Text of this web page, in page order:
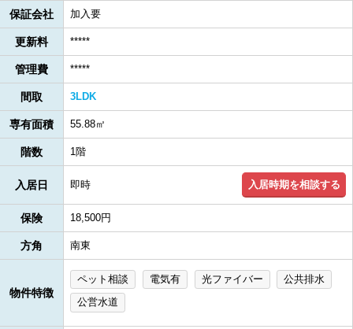
保証会社 加入要
更新料 *****
管理費 *****
間取 3LDK
専有面積 55.88㎡
階数 1階
入居日 即時 入居時期を相談する
保険 18,500円
方角 南東
物件特徴
ペット相談 電気有 光ファイバー
公共排水
公営水道